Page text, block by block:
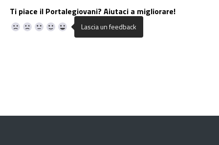
Ti piace il Portalegiovani? Aiutaci a migliorare!